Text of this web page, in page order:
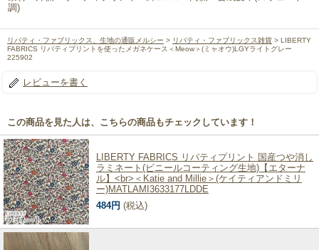
調)
リバティ・ファブリックス、生地の通販メルシー > リバティ・ファブリックス雑貨 > LIBERTY
FABRICS リバティプリントを使ったメガネケース＜Meow＞(ミャオウ)LGYライトグレー
225902
レビューを書く
この商品を見た人は、こちらの商品もチェックしています！
LIBERTY FABRICS リバティプリント 国産つや消し
ラミネート(ビニールコーティング生地)【エターナ
ル】<br>＜Katie and Millie＞(ケイティアンドミリ
ー)MATLAMI3633177LDDE
484円 (税込)